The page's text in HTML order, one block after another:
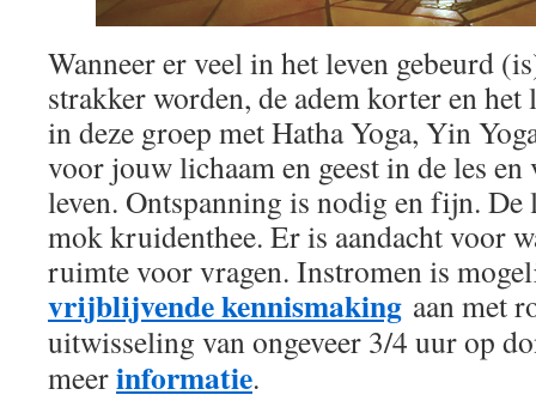
Wanneer er veel in het leven gebeurd
strakker worden, de adem korter en
in deze groep met Hatha Yoga, Yin
voor jouw lichaam en geest in de les
leven. Ontspanning is nodig en fijn. De
mok kruidenthee. Er is aandacht voor
ruimte voor vragen. Instromen is
vrijblijvende kennismaking aan met
uitwisseling van ongeveer 3/4 uur op
meerinformatie.